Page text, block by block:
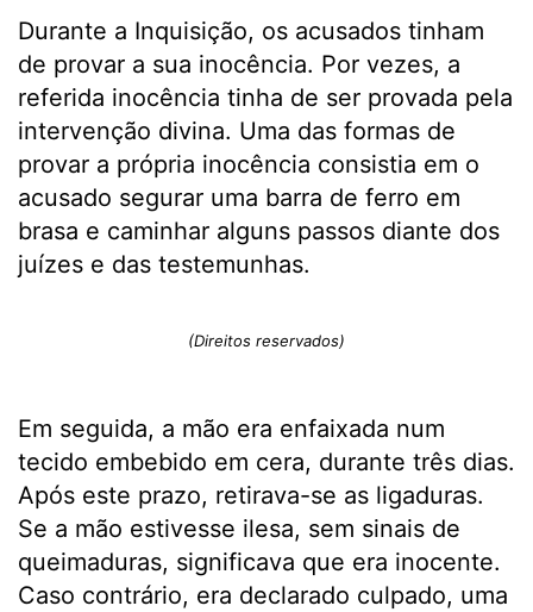
Durante a Inquisição, os acusados tinham
de provar a sua inocência. Por vezes, a
referida inocência tinha de ser provada pela
intervenção divina. Uma das formas de
provar a própria inocência consistia em o
acusado segurar uma barra de ferro em
brasa e caminhar alguns passos diante dos
juízes e das testemunhas.
(Direitos reservados)
Em seguida, a mão era enfaixada num
tecido embebido em cera, durante três dias.
Após este prazo, retirava-se as ligaduras.
Se a mão estivesse ilesa, sem sinais de
queimaduras, significava que era inocente.
Caso contrário, era declarado culpado, uma